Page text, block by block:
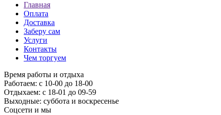
Главная
Оплата
Доставка
Заберу сам
Услуги
Контакты
Чем торгуем
Время работы и отдыха
Работаем: с 10-00 до 18-00
Отдыхаем: с 18-01 до 09-59
Выходные: суббота и воскресенье
Соцсети и мы